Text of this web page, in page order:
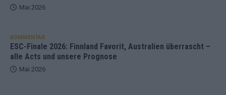
Mai 2026
KOMMENTAR
ESC-Finale 2026: Finnland Favorit, Australien überrascht –
alle Acts und unsere Prognose
Mai 2026